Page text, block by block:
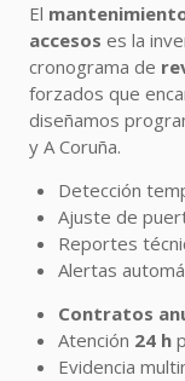
El
accesos es la
cronograma de
forzados que
diseñamos
y A Coruña.
Detección
Ajuste de
Reportes
Alertas
Contratos
Atención 24 h
Evidencia